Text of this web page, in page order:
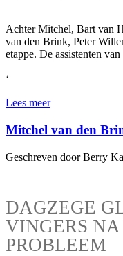
Achter Mitchel, Bart van
van den Brink, Peter
etappe. De assistenten
‘
Lees meer
Mitchel van den
Geschreven door Berry
DAGZEGE
VINGERS
PROBLEEM